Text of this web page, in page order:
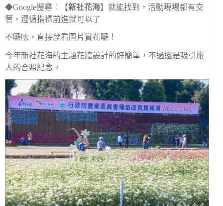
◆Google搜尋︰【新社花海】就能找到，活動現場都有交
管，遵循指標前進就可以了
不囉嗦，直接就看圖片賞花囉！
今年新社花海的主題花牆設計的好簡單，不過還是吸引旅
人的合照紀念。